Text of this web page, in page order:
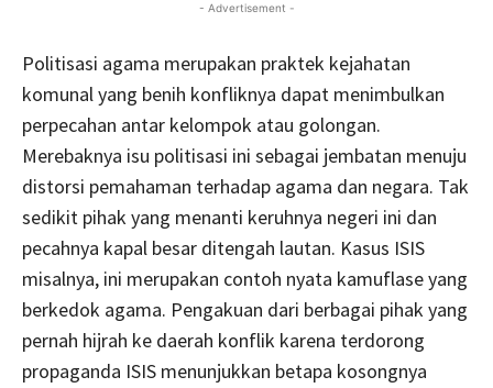
- Advertisement -
Politisasi agama merupakan praktek kejahatan
komunal yang benih konfliknya dapat menimbulkan
perpecahan antar kelompok atau golongan.
Merebaknya isu politisasi ini sebagai jembatan menuju
distorsi pemahaman terhadap agama dan negara. Tak
sedikit pihak yang menanti keruhnya negeri ini dan
pecahnya kapal besar ditengah lautan. Kasus ISIS
misalnya, ini merupakan contoh nyata kamuflase yang
berkedok agama. Pengakuan dari berbagai pihak yang
pernah hijrah ke daerah konflik karena terdorong
propaganda ISIS menunjukkan betapa kosongnya